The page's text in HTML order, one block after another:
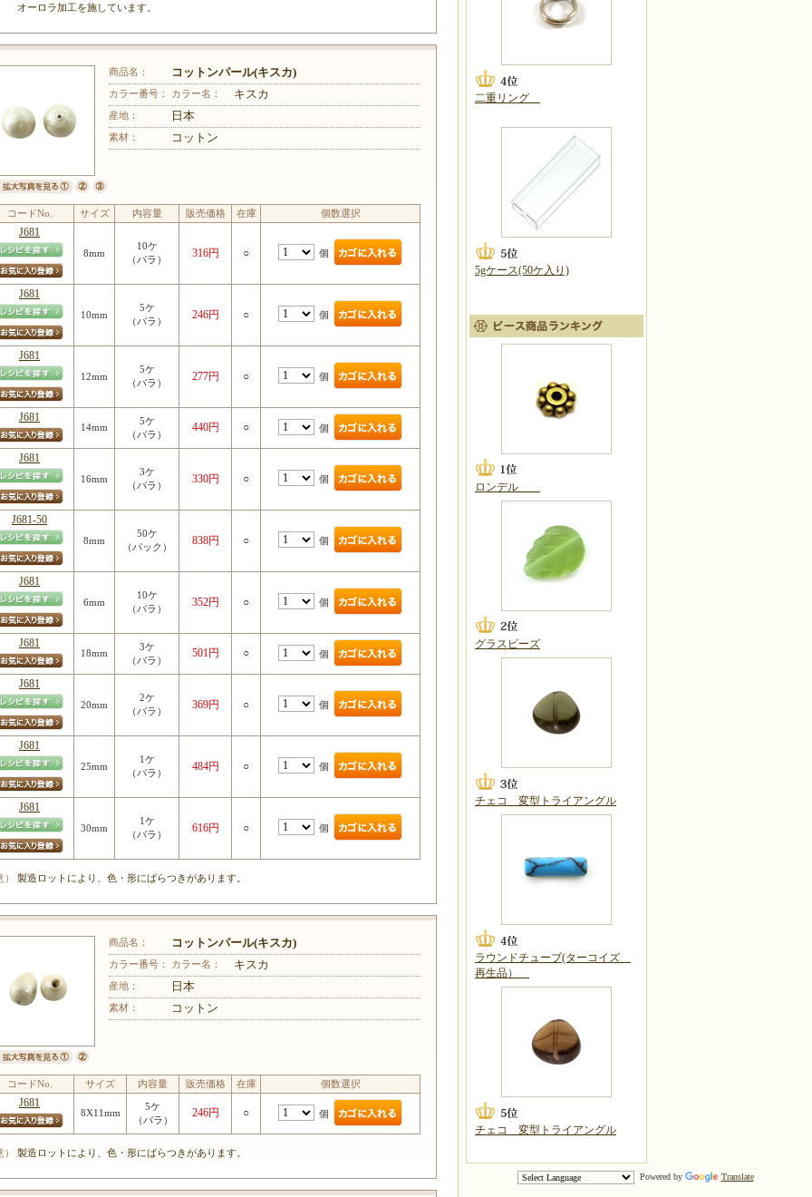
オーロラ加工を施しています。
商品名： コットンパール(キスカ)
カラー番号： カラー名： キスカ
産地： 日本
素材： コットン
コードNo. サイズ 内容量 販売価格 在庫 個数選択
J681
8mm
10ケ
（バラ）
316円 ○ 個
J681
10mm
5ケ
（バラ）
246円 ○ 個
J681
12mm
5ケ
（バラ）
277円 ○ 個
J681
14mm
5ケ
（バラ）
440円 ○ 個
J681
16mm
3ケ
（バラ）
330円 ○ 個
J681-50
8mm
50ケ
（パック）
838円 ○ 個
J681
6mm
10ケ
（バラ）
352円 ○ 個
J681
18mm
3ケ
（バラ）
501円 ○ 個
J681
20mm
2ケ
（バラ）
369円 ○ 個
J681
25mm
1ケ
（バラ）
484円 ○ 個
J681
30mm
1ケ
（バラ）
616円 ○ 個
製造ロットにより、色・形にばらつきがあります。
商品名： コットンパール(キスカ)
カラー番号： カラー名： キスカ
産地： 日本
素材： コットン
コードNo. サイズ 内容量 販売価格 在庫 個数選択
J681
8X11mm
5ケ
（バラ）
246円 ○ 個
製造ロットにより、色・形にばらつきがあります。
二重リング
5gケース(50ケ入り)
ロンデル
グラスビーズ
チェコ 変型トライアングル
ラウンドチューブ(ターコイズ
再生品）
チェコ 変型トライアングル
Powered by Translate